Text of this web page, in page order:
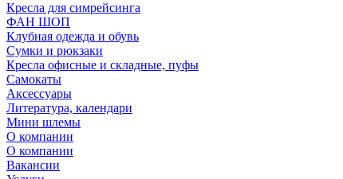
Кресла для симрейсинга
ФАН ШОП
Клубная одежда и обувь
Сумки и рюкзаки
Кресла офисные и складные, пуфы
Самокаты
Аксессуары
Литература, календари
Мини шлемы
О компании
О компании
Вакансии